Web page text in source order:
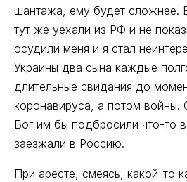
шантажа, ему будет сложнее.
тут же уехали из РФ и не
осудили меня и я стал
Украины два сына каждые
длительные свидания до
коронавируса, а потом войны.
Бог им бы подбросили что-то
заезжали в Россию.
При аресте, смеясь, какой-то